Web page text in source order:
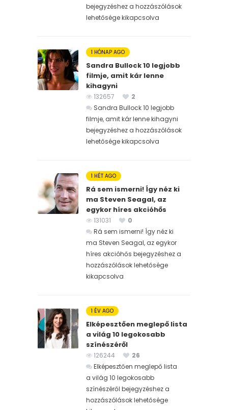
bejegyzéshez a hozzászólások
lehetősége kikapcsolva
1 HÓNAP AGO
Sandra Bullock 10 legjobb
filmje, amit kár lenne
kihagyni
132657
2
Sandra Bullock 10 legjobb
filmje, amit kár lenne kihagyni
bejegyzéshez a hozzászólások
lehetősége kikapcsolva
1 HÉT AGO
Rá sem ismerni! Így néz ki
ma Steven Seagal, az
egykor híres akcióhős
131031
0
Rá sem ismerni! Így néz ki
ma Steven Seagal, az egykor
híres akcióhős bejegyzéshez a
hozzászólások lehetősége
kikapcsolva
1 ÉV AGO
Elképesztően meglepő lista
a világ 10 legokosabb
színészéről
126244
26
Elképesztően meglepő lista
a világ 10 legokosabb
színészéről bejegyzéshez a
hozzászólások lehetősége